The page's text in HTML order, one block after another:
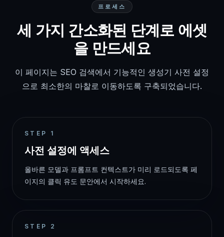
프로세스
세 가지 간소화된 단계로 에셋
을 만드세요
이 페이지는 SEO 검색에서 기능적인 생성기 사전 설정
으로 최소한의 마찰로 이동하도록 구축되었습니다.
STEP 1
사전 설정에 액세스
올바른 모델과 프롬프트 컨텍스트가 미리 로드되도록 페
이지의 클릭 유도 문안에서 시작하세요.
STEP 2